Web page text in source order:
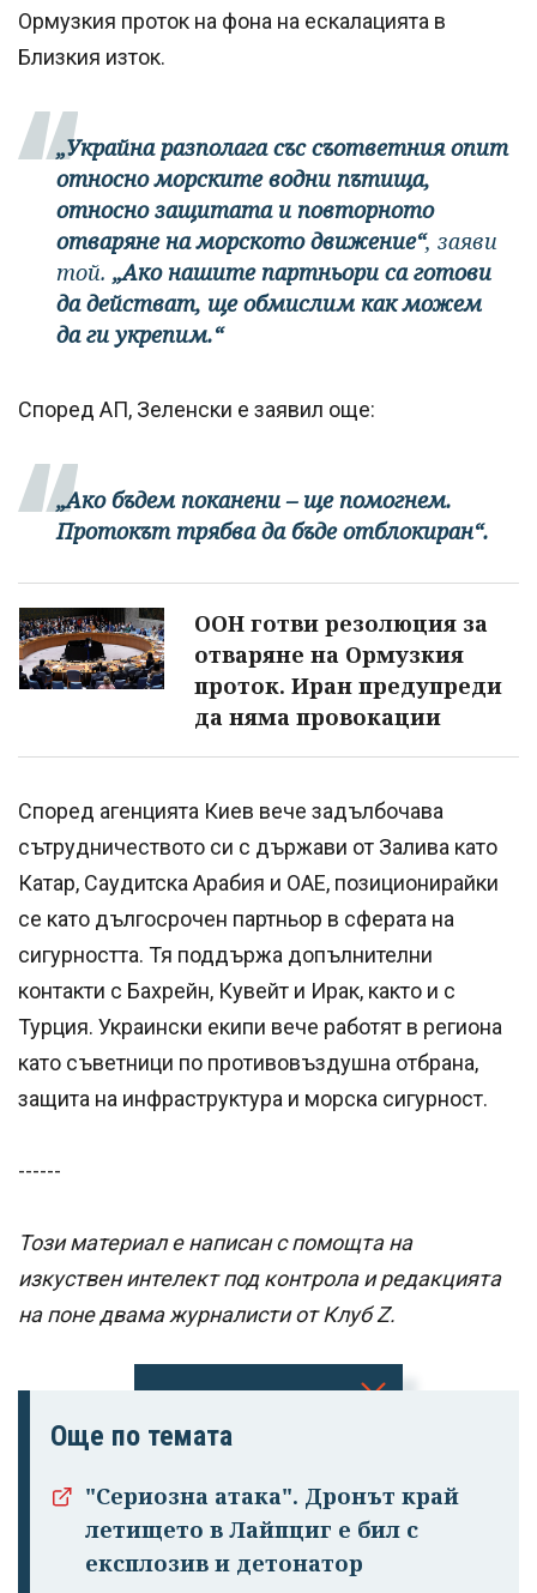
Успешно
профила си!
Ормузкия проток на фона на ескалацията в
Близкия изток.
„Украйна разполага със съответния опит
относно морските водни пътища,
относно защитата и повторното
отваряне на морското движение“, заяви
той. „Ако нашите партньори са готови
да действат, ще обмислим как можем
да ги укрепим.“
Според АП, Зеленски е заявил още:
„Ако бъдем поканени – ще помогнем.
Протокът трябва да бъде отблокиран“.
ООН готви резолюция за
отваряне на Ормузкия
проток. Иран предупреди
да няма провокации
Според агенцията Киев вече задълбочава
сътрудничеството си с държави от Залива като
Катар, Саудитска Арабия и ОАЕ, позиционирайки
се като дългосрочен партньор в сферата на
сигурността. Тя поддържа допълнителни
контакти с Бахрейн, Кувейт и Ирак, както и с
Турция. Украински екипи вече работят в региона
като съветници по противовъздушна отбрана,
защита на инфраструктура и морска сигурност.
------
Този материал е написан с помощта на
изкуствен интелект под контрола и редакцията
на поне двама журналисти от Клуб Z.
Още по темата
"Сериозна атака". Дронът край
летището в Лайпциг е бил с
експлозив и детонатор